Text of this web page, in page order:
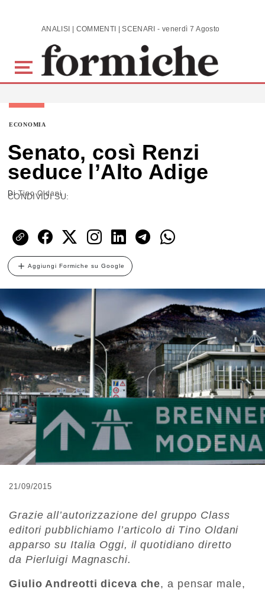
Skip to main content ANALISI | COMMENTI | SCENARI - venerdì 7 Agosto 2026
ECONOMIA
Senato, così Renzi
seduce l’Alto Adige
DiTino Oldani
CONDIVIDI SU:
Aggiungi Formiche su Google
21/09/2015
Grazie all’autorizzazione del gruppo Class
editori pubblichiamo l’articolo di Tino Oldani
apparso su Italia Oggi, il quotidiano diretto
da Pierluigi Magnaschi.
Giulio Andreotti diceva che, a pensar male,